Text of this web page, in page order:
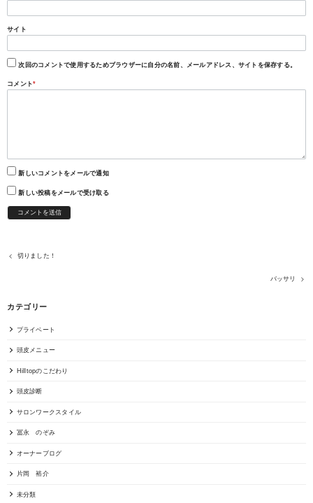
サイト
次回のコメントで使用するためブラウザーに自分の名前、メールアドレス、サイトを保存する。
コメント*
新しいコメントをメールで通知
新しい投稿をメールで受け取る
切りました！
バッサリ
カテゴリー
プライベート
頭皮メニュー
Hilltopのこだわり
頭皮診断
サロンワークスタイル
冨永 のぞみ
オーナーブログ
片岡 裕介
未分類